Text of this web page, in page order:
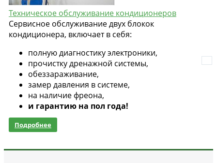
Техническое обслуживание кондиционеров
Сервисное обслуживание двух блокок
кондиционера, включает в себя:
полную диагностику электроники,
прочистку дренажной системы,
обеззараживание,
замер давления в системе,
на наличие фреона,
и гарантию на пол года!
Подробнее